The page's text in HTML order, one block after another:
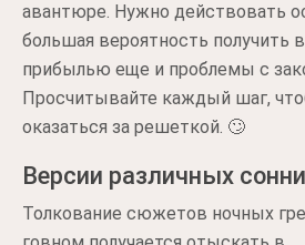
авантюре. Нужно действовать
большая вероятность получить
прибылью еще и проблемы с
Просчитывайте каждый шаг,
оказаться за решеткой. 🙄
Версии различных
Толкование сюжетов ночных